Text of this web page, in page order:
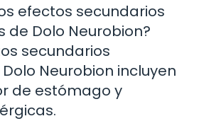
efectos secundarios
de Dolo Neurobion?
secundarios
Neurobion incluyen
de estómago y